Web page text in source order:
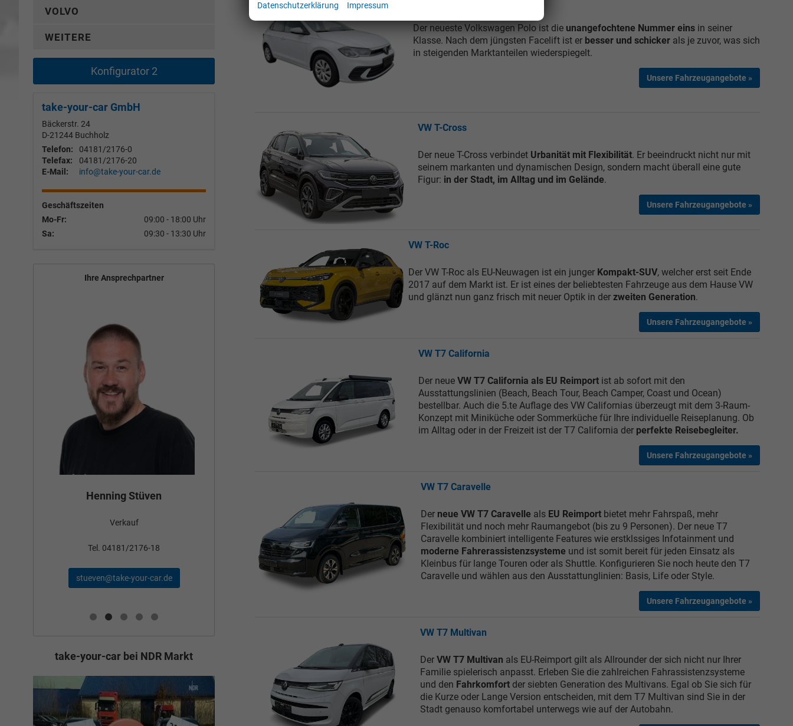
Der neueste Volkswagen Polo ist die unangefochtene Nummer einsin seiner
Klasse. Nach dem jüngsten Facelift ist er besser und schickerals je zuvor, was sich
in steigenden Marktanteilen wiederspiegelt.
Unsere Fahrzeugangebote »
VW T-Cross
Der neue T-Cross verbindet Urbanität mit Flexibilität. Er beeindruckt nicht nur mit
seinem markanten und dynamischen Design, sondern macht überall eine gute
Figur: in der Stadt, im Alltag und im Gelände.
Unsere Fahrzeugangebote »
VW T-Roc
Der VW T-Roc als EU-Neuwagen ist ein junger Kompakt-SUV, welcher erst seit Ende
2017 auf dem Markt ist. Er ist eines der beliebtesten Fahrzeuge aus dem Hause VW
und glänzt nun ganz frisch mit neuer Optik in der zweiten Generation.
Unsere Fahrzeugangebote »
VW T7 California
Der neue VW T7 California als EU Reimportist ab sofort mit den
Ausstattungslinien (Beach, Beach Tour, Beach Camper, Coast und Ocean)
bestellbar. Auch die 5.te Auflage des VW Californias überzeugt mit dem 3-Raum-
Konzept mit Miniküche oder Sommerküche für Ihre individuelle Reiseplanung. Ob
im Alltag oder in der Freizeit ist der T7 California der perfekte Reisebegleiter.
Unsere Fahrzeugangebote »
VW T7 Caravelle
Der neue VW T7 Caravelle als EU Reimportbietet mehr Fahrspaß, mehr
Flexibilität und noch mehr Raumangebot (bis zu 9 Personen). Der neue T7
Caravelle kombiniert intelligente Features wie erstklssiges Infotainment und
moderne Fahrerassistenzsysteme und ist somit bereit für jeden Einsatz als
Kleinbus für lange Touren oder als Shuttle. Konfigurieren Sie noch heute den T7
Caravelle und wählen aus den Ausstattunglinien: Basis, Life oder Style.
Unsere Fahrzeugangebote »
VW T7 Multivan
Der VW T7 Multivan als EU-Reimport gilt als Allrounder der sich nicht nur Ihrer
Familie spielerisch anpasst. Erleben Sie die zahlreichen Fahrassistenzsysteme
und den Fahrkomfortder siebten Generation des Multivans. Egal ob Sie sich für
die Kurze oder Lange Version entscheiden, mit dem T7 Multivan sind Sie in der
Stadt genauso komfortabel unterwegs wie auf der Autobahn.
VOLVO
WEITERE
Konfigurator 2
take-your-car GmbH
Bäckerstr. 24
D-21244 Buchholz
Telefon:
04181/2176-0
Telefax:
04181/2176-20
E-Mail:
info@take-your-car.de
Geschäftszeiten
Mo-Fr:
09:00 - 18:00 Uhr
Sa:
09:30 - 13:30 Uhr
Ihre Ansprechpartner
Henning Stüven
Verkauf
Tel. 04181/2176-18
stueven@take-your-car.de
Verkauf
Tel. 04181/2176-24
schael@take-your-car.de
Tom Wollschläger
Verkauf
Tel. 04181/2176-21
wollschlaeger@take-your-car.de
Verkauf
Tel. 04181/2176-27
calakovic@take-your-car.de
take-your-car bei NDR Markt
Datenschutzerklärung Impressum